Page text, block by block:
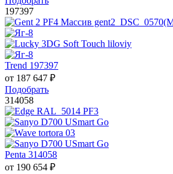
197397
Trend 197397
от 187 647 ₽
Подобрать
314058
Penta 314058
от 190 654 ₽